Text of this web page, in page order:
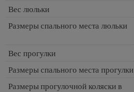
Вес люльки
Размеры спального места люльки
Вес прогулки
Размеры спального места прогулки
Размеры прогулочной коляски в